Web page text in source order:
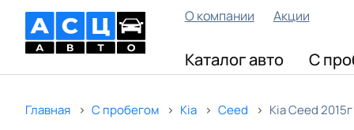
О компании Акции
Каталог авто С
Главная С пробегом Kia Ceed Kia Ceed 2015г